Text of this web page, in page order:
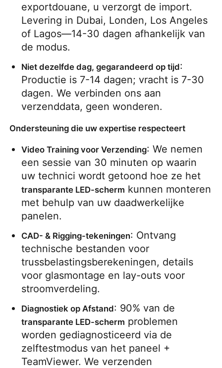
exportdouane, u verzorgt de import.
Levering in Dubai, Londen, Los Angeles
of Lagos—14-30 dagen afhankelijk van
de modus.
Niet dezelfde dag, gegarandeerd op tijd:
Productie is 7-14 dagen; vracht is 7-30
dagen. We verbinden ons aan
verzenddata, geen wonderen.
Ondersteuning die uw expertise respecteert
Video Training voor Verzending: We nemen
een sessie van 30 minuten op waarin
transparante LED-scherm kunnen monteren
met behulp van uw daadwerkelijke
panelen.
CAD- & Rigging-tekeningen: Ontvang
technische bestanden voor
trussbelastingsberekeningen, details
voor glasmontage en lay-outs voor
stroomverdeling.
Diagnostiek op Afstand
transparante LED-scherm problemen
worden gediagnosticeerd via de
zelftestmodus van het paneel +
TeamViewer. We verzenden